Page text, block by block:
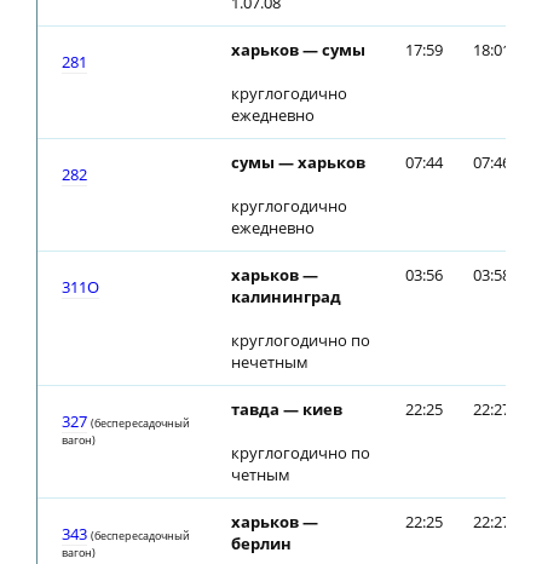
281
харьков — сумы
круглогодично
ежедневно
17:59 18:01
282
сумы — харьков
круглогодично
ежедневно
07:44 07:46
311О
харьков —
калининград
круглогодично по
нечетным
03:56 03:58
327 (беспересадочный
вагон)
тавда — киев
круглогодично по
четным
22:25 22:27
343 (беспересадочный
вагон)
харьков —
берлин
22:25 22:27